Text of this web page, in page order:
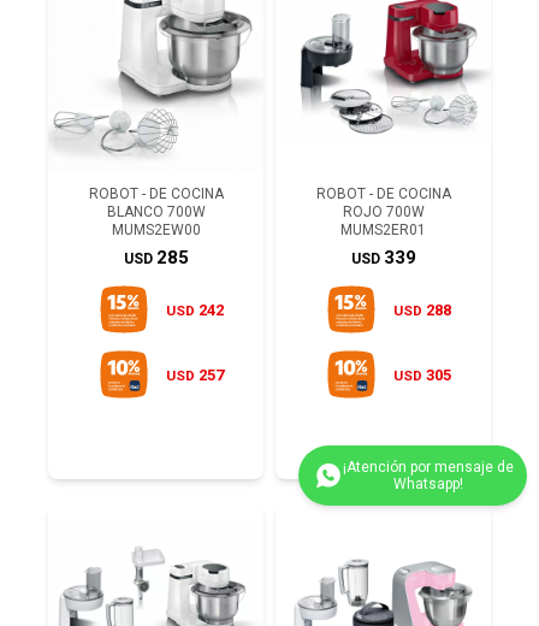
ROBOT - DE COCINA
BLANCO 700W
MUMS2EW00
USD 285
USD 242
USD 257
ROBOT - DE COCINA
ROJO 700W
MUMS2ER01
USD 339
USD 288
USD 305
(0/4)